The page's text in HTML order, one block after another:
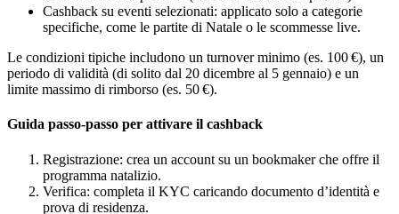
Cashback su eventi selezionati: applicato solo a categorie
specifiche, come le partite di Natale o le scommesse live.
Le condizioni tipiche includono un turnover minimo (es. 100 €), un
periodo di validità (di solito dal 20 dicembre al 5 gennaio) e un
limite massimo di rimborso (es. 50 €).
Guida passo‑passo per attivare il cashback
Registrazione: crea un account su un bookmaker che offre il
programma natalizio.
Verifica: completa il KYC caricando documento d’identità e
prova di residenza.